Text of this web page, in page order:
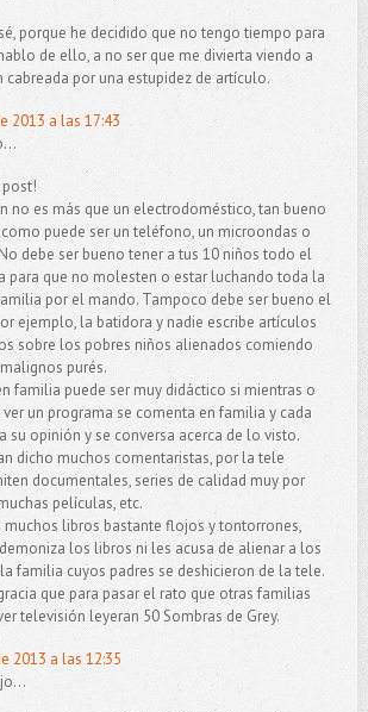
porque he decidido que no tengo tiempo para
de ello, a no ser que me divierta viendo a
cabreada por una estupidez de artículo.
2013 a las 17:43
post!
no es más que un electrodoméstico, tan bueno
puede ser un teléfono, un microondas o
debe ser bueno tener a tus 10 niños todo el
para que no molesten o estar luchando toda la
por el mando. Tampoco debe ser bueno el
ejemplo, la batidora y nadie escribe artículos
sobre los pobres niños alienados comiendo
purés.
familia puede ser muy didáctico si mientras o
ver un programa se comenta en familia y cada
su opinión y se conversa acerca de lo visto.
dicho muchos comentaristas, por la tele
documentales, series de calidad muy por
películas, etc.
muchos libros bastante flojos y tontorrones,
los libros ni les acusa de alienar a los
familia cuyos padres se deshicieron de la tele.
que para pasar el rato que otras familias
televisión leyeran 50 Sombras de Grey.
2013 a las 12:35